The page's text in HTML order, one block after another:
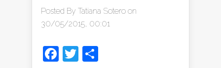
Posted By Tatiana Sotero on
30/05/2015, 00:01
Facebook
Twitter